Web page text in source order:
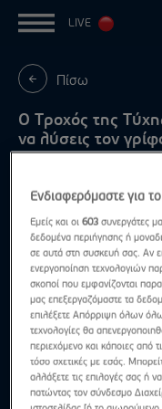
LIVE
Πίσω
Ο Τροχός της
να λύσεις τον
Ο γρίφος της
Ενδιαφερόμαστε για
Εμείς και οι603 συνεργάτες
δεδομένα περιήγησης ή
σε αυτά στη συσκευή σας. Αν
ενεργοποίηση τεχνολογιών
σκοποί που εμφανίζονται
μας επεξεργαζόμαστε τα
επιλέξετε Απόρριψη όλων
τεχνολογίες θα
περιεχόμενο και κάποιες από
τόσο σχετικές με εσάς.
αλλάξετε τις επιλογές σας ή
πατώντας τον σύνδεσμο